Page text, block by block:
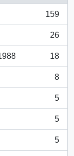
159
26
18
8
5
5
5